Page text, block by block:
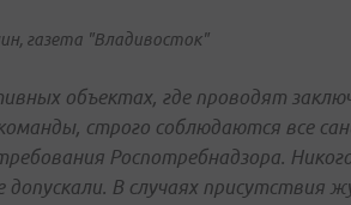
газета "Владивосток"
объектах, где проводят
строго соблюдаются все
Роспотребнадзора.
допускали. В случаях присутствия